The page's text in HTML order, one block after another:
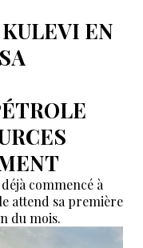
EN
commencé à
attend sa première
du mois.